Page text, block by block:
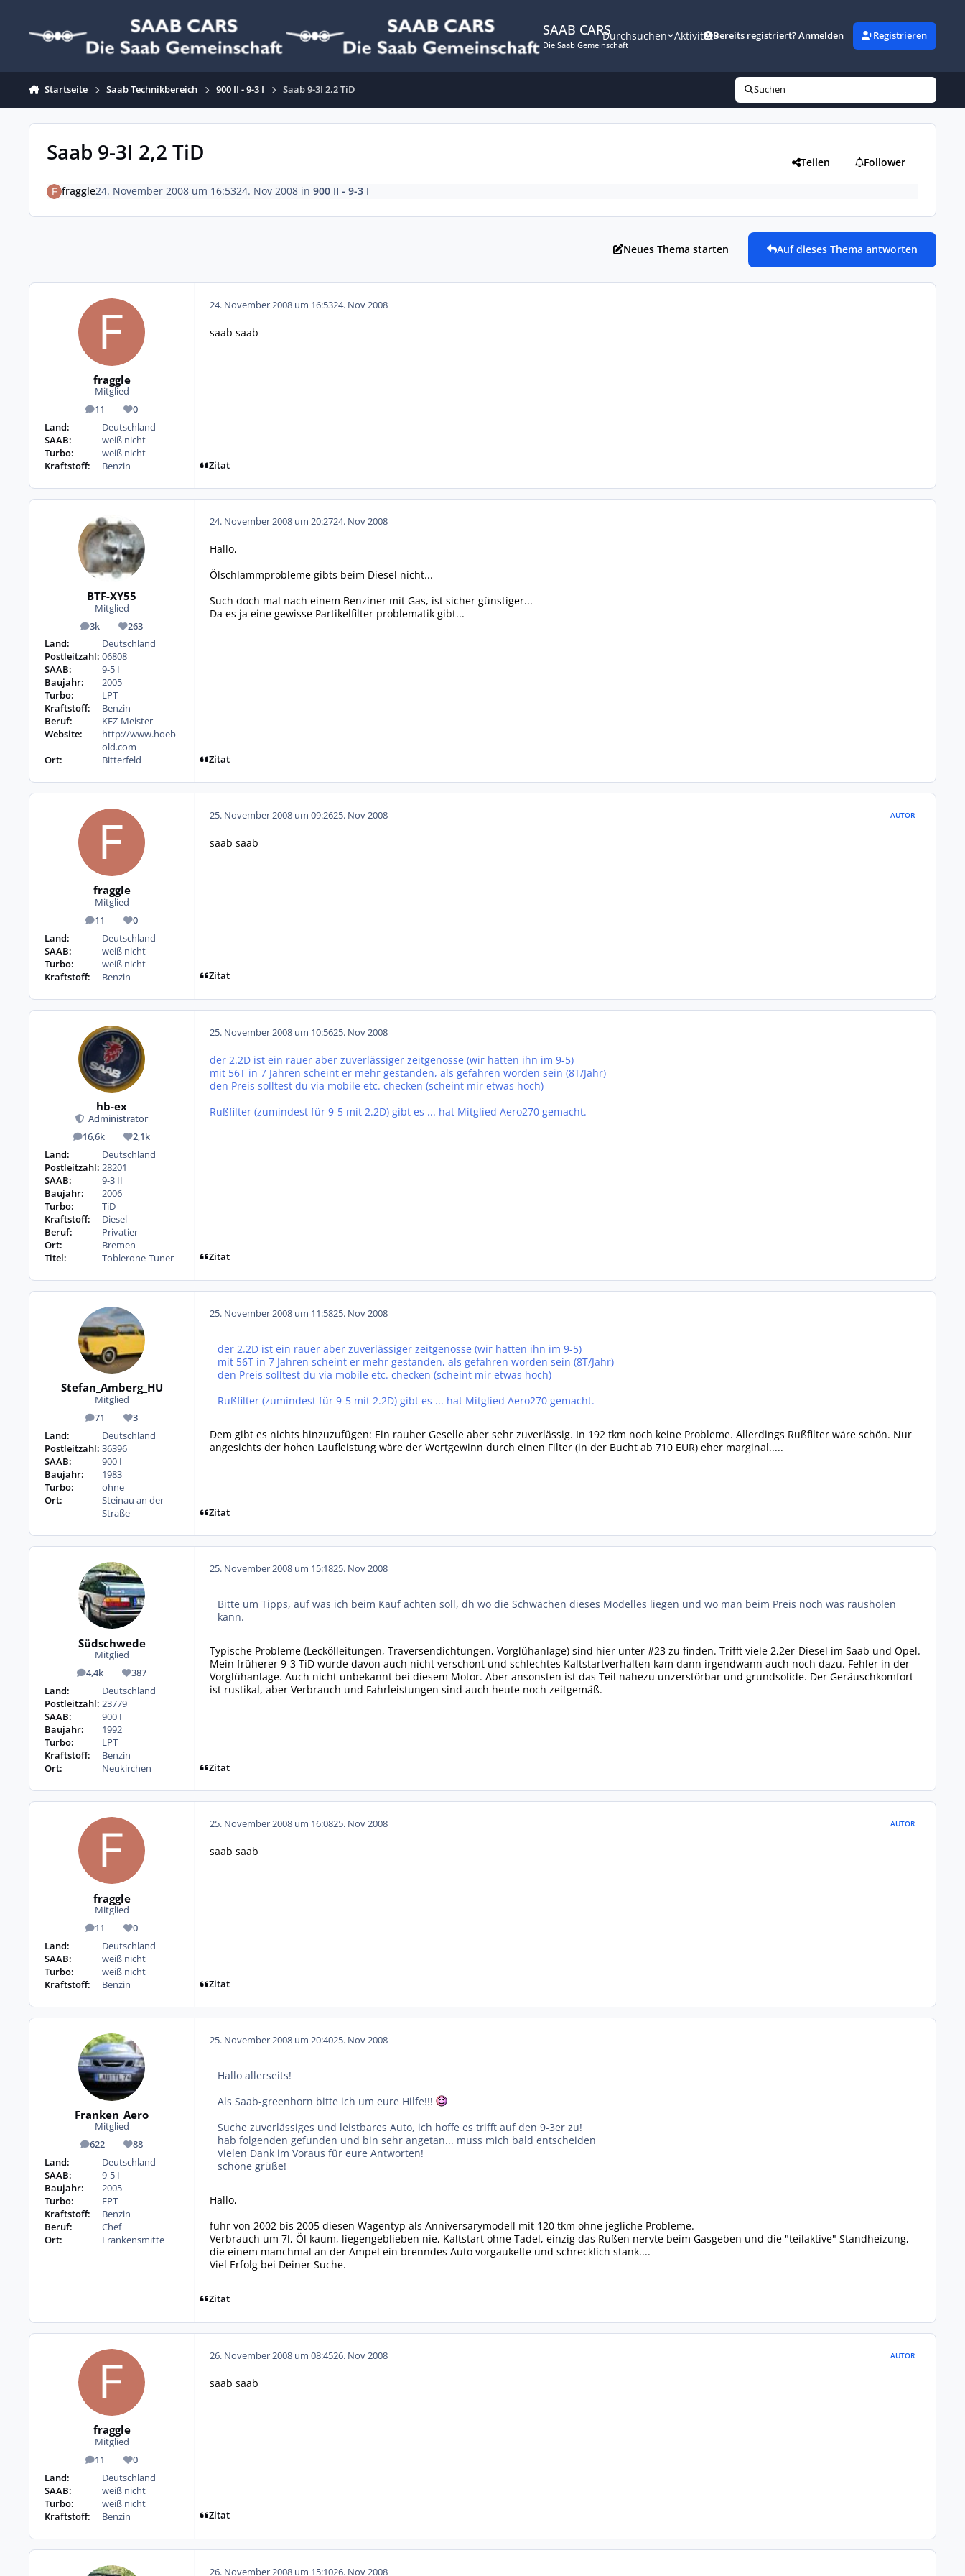
SAAB CARS
Die Saab Gemeinschaft
Durchsuchen AktivitätBereits registriert? Anmelden Registrieren
Startseite Saab Technikbereich 900 II - 9-3 I Saab 9-3I 2,2 TiD Suchen
Saab 9-3I 2,2 TiD Teilen Follower
fraggle24. November 2008 um 16:5324. Nov 2008in 900 II - 9-3 I
Neues Thema starten Auf dieses Thema antworten
fraggle
Mitglied
11
Beiträge 0
Reputation
Land:
Deutschland
SAAB:
weiß nicht
Turbo:
weiß nicht
Kraftstoff:
Benzin
24. November 2008 um 16:5324. Nov 2008
saab saab
Zitat
BTF-XY55
Mitglied
3k
Beiträge 263
Reputation
Land:
Deutschland
Postleitzahl: 06808
SAAB:
9-5 I
Baujahr:
2005
Turbo:
LPT
Kraftstoff:
Benzin
Beruf:
KFZ-Meister
Website:
http://www.hoeb
old.com
Ort:
Bitterfeld
24. November 2008 um 20:2724. Nov 2008
Hallo,
Ölschlammprobleme gibts beim Diesel nicht...
Such doch mal nach einem Benziner mit Gas, ist sicher günstiger...
Da es ja eine gewisse Partikelfilter problematik gibt...
Zitat
fraggle
Mitglied
11
Beiträge 0
Reputation
Land:
Deutschland
SAAB:
weiß nicht
Turbo:
weiß nicht
Kraftstoff:
Benzin
25. November 2008 um 09:2625. Nov 2008 AUTOR
saab saab
Zitat
hb-ex
Administrator
16,6k
Beiträge 2,1k
Reputation
Land:
Deutschland
Postleitzahl: 28201
SAAB:
9-3 II
Baujahr:
2006
Turbo:
TiD
Kraftstoff:
Diesel
Beruf:
Privatier
Ort:
Bremen
Titel:
Toblerone-Tuner
25. November 2008 um 10:5625. Nov 2008
der 2.2D ist ein rauer aber zuverlässiger zeitgenosse (wir hatten ihn im 9-5)
mit 56T in 7 Jahren scheint er mehr gestanden, als gefahren worden sein (8T/Jahr)
den Preis solltest du via mobile etc. checken (scheint mir etwas hoch)
Rußfilter (zumindest für 9-5 mit 2.2D) gibt es ... hat Mitglied Aero270 gemacht.
Zitat
Stefan_Amberg_HU
Mitglied
71
Beiträge 3
Reputation
Land:
Deutschland
Postleitzahl: 36396
SAAB:
900 I
Baujahr:
1983
Turbo:
ohne
Ort:
Steinau an der
Straße
25. November 2008 um 11:5825. Nov 2008
der 2.2D ist ein rauer aber zuverlässiger zeitgenosse (wir hatten ihn im 9-5)
mit 56T in 7 Jahren scheint er mehr gestanden, als gefahren worden sein (8T/Jahr)
den Preis solltest du via mobile etc. checken (scheint mir etwas hoch)
Rußfilter (zumindest für 9-5 mit 2.2D) gibt es ... hat Mitglied Aero270 gemacht.
Dem gibt es nichts hinzuzufügen: Ein rauher Geselle aber sehr zuverlässig. In 192 tkm noch keine Probleme. Allerdings Rußfilter wäre schön. Nur
angesichts der hohen Laufleistung wäre der Wertgewinn durch einen Filter (in der Bucht ab 710 EUR) eher marginal.....
Zitat
Südschwede
Mitglied
4,4k
Beiträge 387
Reputation
Land:
Deutschland
Postleitzahl: 23779
SAAB:
900 I
Baujahr:
1992
Turbo:
LPT
Kraftstoff:
Benzin
Ort:
Neukirchen
25. November 2008 um 15:1825. Nov 2008
Bitte um Tipps, auf was ich beim Kauf achten soll, dh wo die Schwächen dieses Modelles liegen und wo man beim Preis noch was rausholen
kann.
Typische Probleme (Leckölleitungen, Traversendichtungen, Vorglühanlage) sind hier unter #23 zu finden. Trifft viele 2,2er-Diesel im Saab und Opel.
Mein früherer 9-3 TiD wurde davon auch nicht verschont und schlechtes Kaltstartverhalten kam dann irgendwann auch noch dazu. Fehler in der
Vorglühanlage. Auch nicht unbekannt bei diesem Motor. Aber ansonsten ist das Teil nahezu unzerstörbar und grundsolide. Der Geräuschkomfort
ist rustikal, aber Verbrauch und Fahrleistungen sind auch heute noch zeitgemäß.
Zitat
fraggle
Mitglied
11
Beiträge 0
Reputation
Land:
Deutschland
SAAB:
weiß nicht
Turbo:
weiß nicht
Kraftstoff:
Benzin
25. November 2008 um 16:0825. Nov 2008 AUTOR
saab saab
Zitat
Franken_Aero
Mitglied
622
Beiträge 88
Reputation
Land:
Deutschland
SAAB:
9-5 I
Baujahr:
2005
Turbo:
FPT
Kraftstoff:
Benzin
Beruf:
Chef
Ort:
Frankensmitte
25. November 2008 um 20:4025. Nov 2008
Hallo allerseits!
Als Saab-greenhorn bitte ich um eure Hilfe!!!
Suche zuverlässiges und leistbares Auto, ich hoffe es trifft auf den 9-3er zu!
hab folgenden gefunden und bin sehr angetan... muss mich bald entscheiden
Vielen Dank im Voraus für eure Antworten!
schöne grüße!
Hallo,
fuhr von 2002 bis 2005 diesen Wagentyp als Anniversarymodell mit 120 tkm ohne jegliche Probleme.
Verbrauch um 7l, Öl kaum, liegengeblieben nie, Kaltstart ohne Tadel, einzig das Rußen nervte beim Gasgeben und die "teilaktive" Standheizung,
die einem manchmal an der Ampel ein brenndes Auto vorgaukelte und schrecklich stank....
Viel Erfolg bei Deiner Suche.
Zitat
fraggle
Mitglied
11
Beiträge 0
Reputation
Land:
Deutschland
SAAB:
weiß nicht
Turbo:
weiß nicht
Kraftstoff:
Benzin
26. November 2008 um 08:4526. Nov 2008 AUTOR
saab saab
Zitat
26. November 2008 um 15:1026. Nov 2008